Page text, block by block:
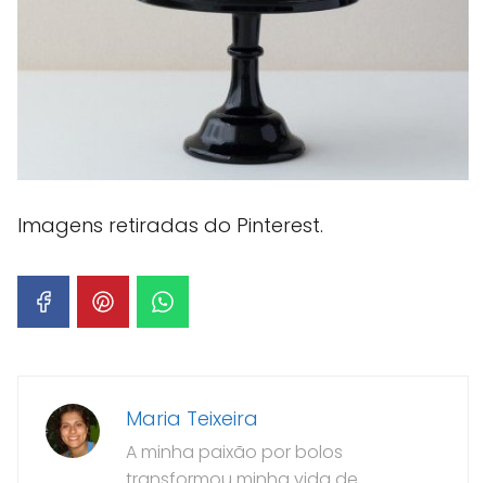
Imagens retiradas do Pinterest.
Maria Teixeira
A minha paixão por bolos